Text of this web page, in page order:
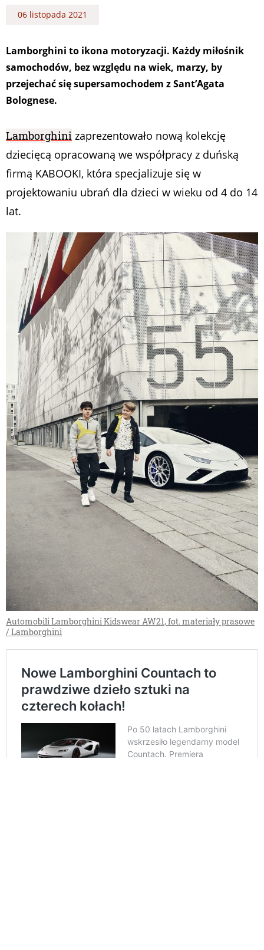
06 listopada 2021
Lamborghini to ikona motoryzacji. Każdy miłośnik
samochodów, bez względu na wiek, marzy, by
przejechać się supersamochodem z Sant’Agata
Bolognese.
Lamborghini zaprezentowało nową kolekcję
dziecięcą opracowaną we współpracy z duńską
firmą KABOOKI, która specjalizuje się w
projektowaniu ubrań dla dzieci w wieku od 4 do 14
lat.
Automobili Lamborghini Kidswear AW21, fot. materiały prasowe
/ Lamborghini